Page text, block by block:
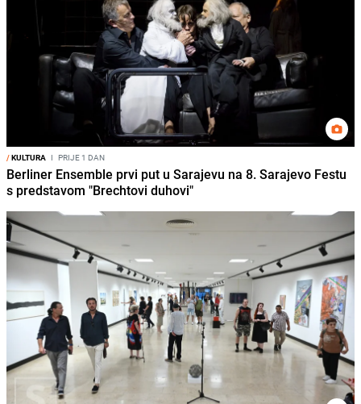
/KULTURA I PRIJE 1 DAN
Berliner Ensemble prvi put u Sarajevu na 8. Sarajevo Festu
s predstavom "Brechtovi duhovi"